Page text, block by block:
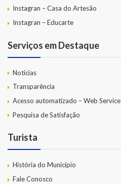
Instagran – Casa do Artesão
Instagran – Educarte
Serviços em Destaque
Notícias
Transparência
Acesso automatizado – Web Service
Pesquisa de Satisfação
Turista
História do Município
Fale Conosco